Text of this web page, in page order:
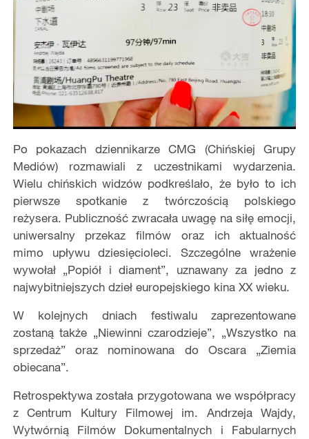
Po pokazach dziennikarze CMG (Chińskiej Grupy
Mediów) rozmawiali z uczestnikami wydarzenia.
Wielu chińskich widzów podkreślało, że było to ich
pierwsze spotkanie z twórczością polskiego
reżysera. Publiczność zwracała uwagę na siłę emocji,
uniwersalny przekaz filmów oraz ich aktualność
mimo upływu dziesięcioleci. Szczególne wrażenie
wywołał „Popiół i diament”, uznawany za jedno z
najwybitniejszych dzieł europejskiego kina XX wieku.
W kolejnych dniach festiwalu zaprezentowane
zostaną także „Niewinni czarodzieje”, „Wszystko na
sprzedaż” oraz nominowana do Oscara „Ziemia
obiecana”.
Retrospektywa została przygotowana we współpracy
z Centrum Kultury Filmowej im. Andrzeja Wajdy,
Wytwórnią Filmów Dokumentalnych i Fabularnych